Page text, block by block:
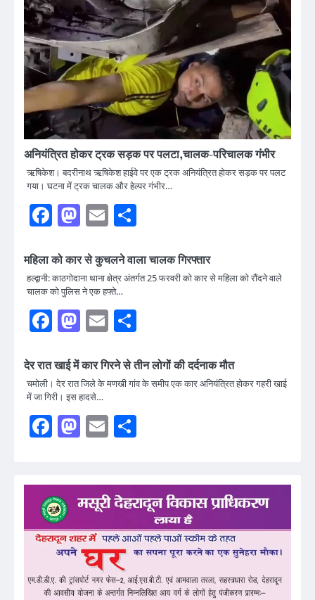
अनियंत्रित होकर ट्रक सड़क पर पलटा,चालक-परिचालक गंभीर
ऋषिकेश। बदरीनाथ ऋषिकेश हाईवे पर एक ट्रक अनियंत्रित होकर सड़क पर पलट
गया। घटना में ट्रक चालक और हेल्पर गंभीर…
Facebook
Mastodon
Email
महिला को कार से कुचलने वाला चालक गिरफ्तार
हल्द्वानी: काठगोदाना थाना क्षेत्र अंतर्गत 25 फरवरी को कार से महिला को रौंदने वाले
चालक को पुलिस ने एक हफ्ते…
Facebook
Mastodon
Email
देर रात खाई में कार गिरने से तीन लोगों की दर्दनाक मौत
चमोली। देर रात जिले के मणखी गांव के समीप एक कार अनियंत्रित होकर गहरी खाई
में जा गिरी। इस हादसे…
Facebook
Mastodon
Email